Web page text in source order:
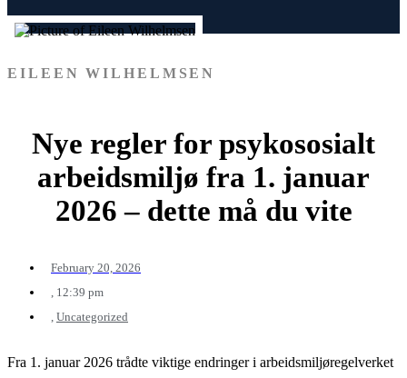
EILEEN WILHELMSEN
Nye regler for psykososialt
arbeidsmiljø fra 1. januar
2026 – dette må du vite
February 20, 2026
, 12:39 pm
, Uncategorized
Fra 1. januar 2026 trådte viktige endringer i arbeidsmiljøregelverket